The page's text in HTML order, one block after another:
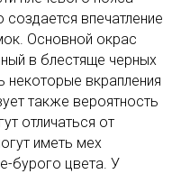
впечатление
Основной окрас
в блестяще черных
некоторые вкрапления
также вероятность
отличаться от
иметь мех
бурого цвета. У